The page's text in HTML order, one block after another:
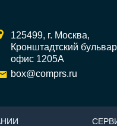
125499, г. Москва,
Кронштадтский
офис 1205А
box@comprs.ru